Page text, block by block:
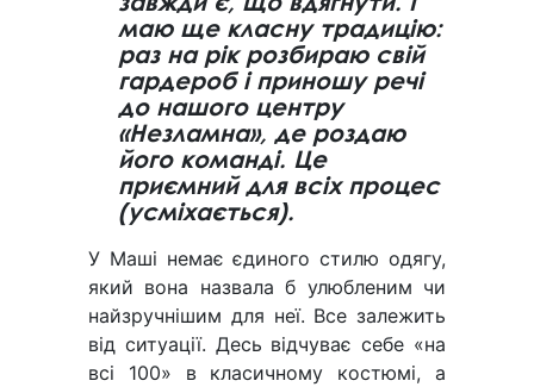
маю ще класну традицію:
раз на рік розбираю свій
гардероб і приношу речі
до нашого центру
«Незламна», де роздаю
його команді. Це
приємний для всіх процес
(усміхається).
У Маші немає єдиного стилю одягу,
який вона назвала б улюбленим чи
найзручнішим для неї. Все залежить
від ситуації. Десь відчуває себе «на
всі 100» в класичному костюмі, а